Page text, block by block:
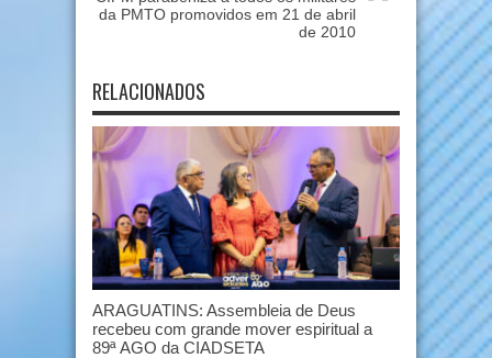
da PMTO promovidos em 21 de abril
de 2010
RELACIONADOS
ARAGUATINS: Assembleia de Deus
recebeu com grande mover espiritual a
89ª AGO da CIADSETA